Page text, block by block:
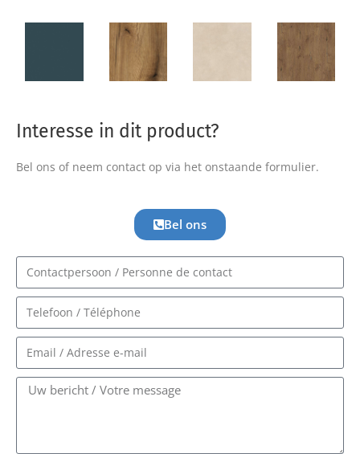
Interesse in dit product?
Bel ons of neem contact op via het onstaande formulier.
Bel ons